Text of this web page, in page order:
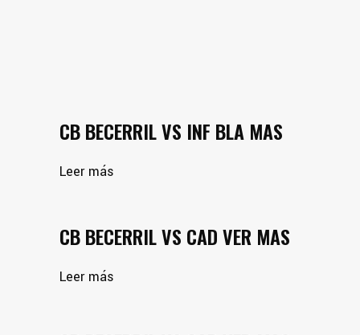
CB BECERRIL VS INF BLA MAS
Leer más
CB BECERRIL VS CAD VER MAS
Leer más